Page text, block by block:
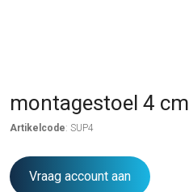
montagestoel 4 cm
Artikelcode: SUP4
Vraag account aan